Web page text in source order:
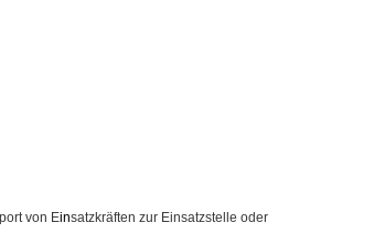
von Einsatzkräften zur Einsatzstelle oder